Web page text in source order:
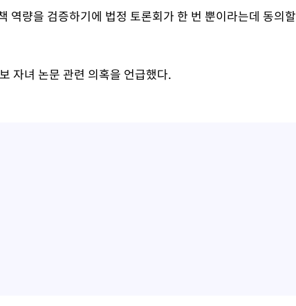
역량을 검증하기에 법정 토론회가 한 번 뿐이라는데 동의할
자녀 논문 관련 의혹을 언급했다.